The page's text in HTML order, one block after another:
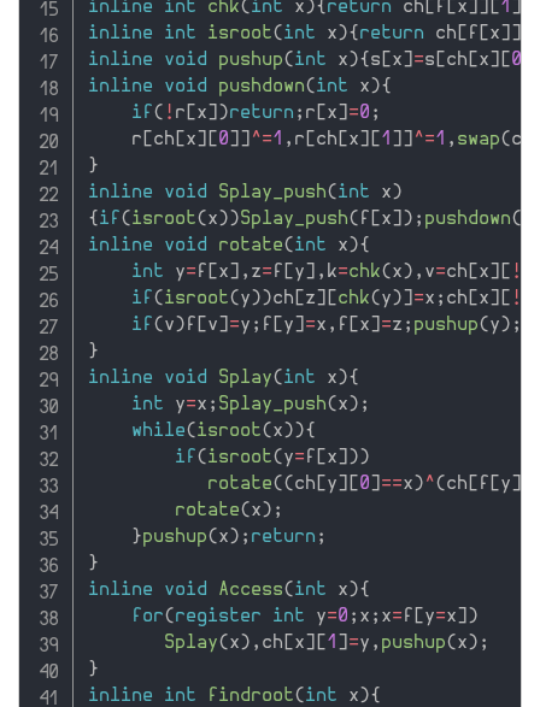
inline
int chk(int x){return ch [ f [x] ] [1 ]
inline
int isroot(int x){return ch [ f [x] ]
inline
void pushup(int x){s [x] =s [ch [x] [0
inline
void pushdown(int x){
if ( ! r [x] )return ; r [x] =0 ;
    r
[ch [x] [0] ] ^=1 , r [ch [x] [1 ] ] ^=1 , swap(ch
}
inline
void Splay_push(int x)
{if (isroot(x))Splay_push( f [x] ) ; pushdown(
inline
void rotate(int x){
int y= f [x] , z= f [y] , k=chk(x) , v=ch [x] [ !
if (isroot(y))ch [z] [chk(y)] =x ; ch [x] [ !
if (v) f [v] =y ; f [y] =x , f [x] =z ; pushup(y) ;
}
inline
void Splay(int x){
int y=x ; Splay_push(x) ;
while(isroot(x)){
if (isroot(y= f [x] ))
rotate((ch [y] [0] ==x) ^(ch [ f [y]
rotate(x) ;
}pushup(x) ; return ;
}
inline
void Access(int x){
for(register int y=0 ; x ; x= f [y=x] )
Splay(x) , ch [x] [1 ] =y , pushup(x) ;
}
inline
int findroot(int x){